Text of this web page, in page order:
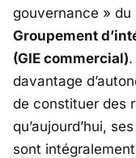
gouvernance » du
Groupement
(GIE commercial).
davantage
de constituer des
qu’aujourd’hui,
sont